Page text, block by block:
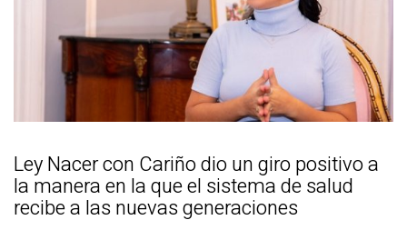
Ley Nacer con Cariño dio un giro positivo a
la manera en la que el sistema de salud
recibe a las nuevas generaciones